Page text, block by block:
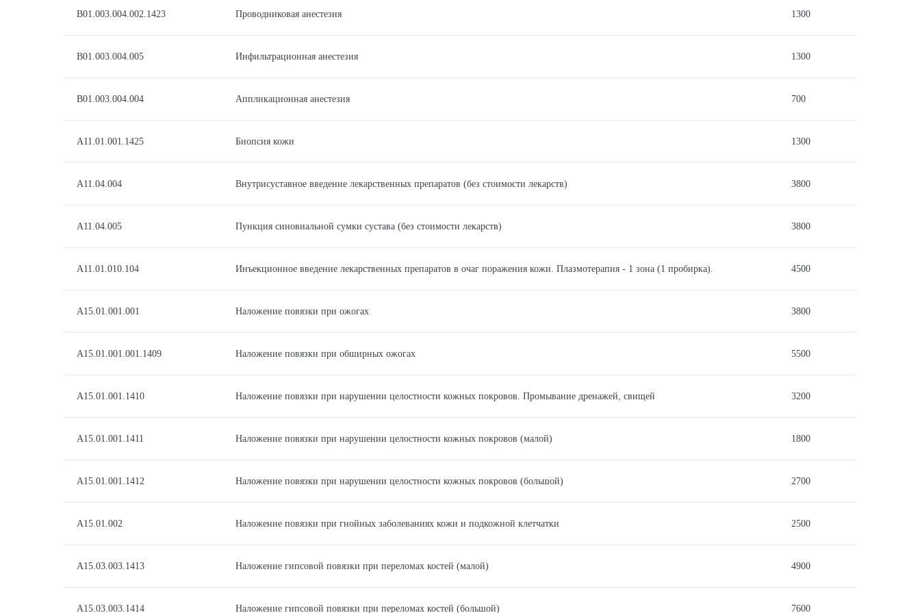
B01.003.004.002.1423 Проводниковая анестезия 1300
B01.003.004.005 Инфильтрационная анестезия 1300
B01.003.004.004 Аппликационная анестезия 700
A11.01.001.1425 Биопсия кожи 1300
A11.04.004 Внутрисуставное введение лекарственных препаратов (без стоимости лекарств) 3800
A11.04.005 Пункция синовиальной сумки сустава (без стоимости лекарств) 3800
A11.01.010.104 Инъекционное введение лекарственных препаратов в очаг поражения кожи. Плазмотерапия - 1 зона (1 пробирка). 4500
A15.01.001.001 Наложение повязки при ожогах 3800
A15.01.001.001.1409 Наложение повязки при обширных ожогах 5500
A15.01.001.1410 Наложение повязки при нарушении целостности кожных покровов. Промывание дренажей, свищей 3200
A15.01.001.1411 Наложение повязки при нарушении целостности кожных покровов (малой) 1800
A15.01.001.1412 Наложение повязки при нарушении целостности кожных покровов (большой) 2700
A15.01.002 Наложение повязки при гнойных заболеваниях кожи и подкожной клетчатки 2500
А15.03.003.1413 Наложение гипсовой повязки при переломах костей (малой) 4900
А15.03.003.1414 Наложение гипсовой повязки при переломах костей (большой) 7600